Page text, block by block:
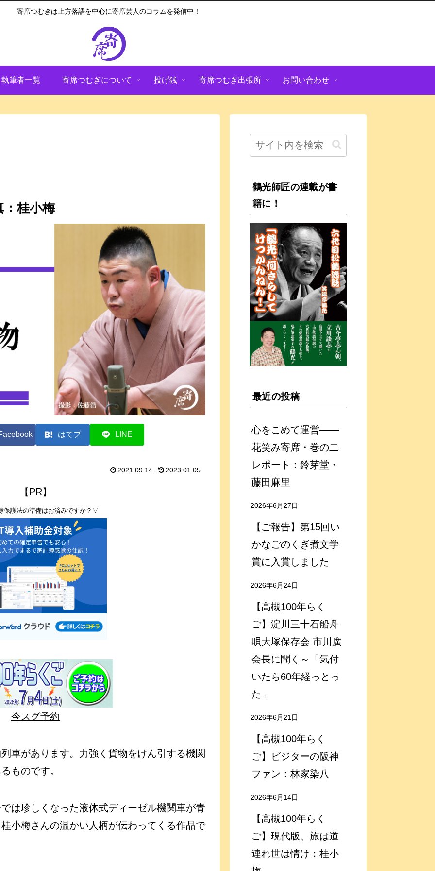
寄席つむぎは上方落語を中心に寄席芸人のコラムを発信中！
執筆者一覧 寄席つむぎについて 投げ銭 寄席つむぎ出張所 お問い合わせ
：桂小梅
はてブ LINE
2021.09.14 2023.01.05
【PR】
保護法の準備はお済みですか？▽
今スグ予約
車があります。力強く貨物をけん引する機関
ものです。
は珍しくなった液体式ディーゼル機関車が青
小梅さんの温かい人柄が伝わってくる作品で
鶴光師匠の連載が書
籍に！
最近の投稿
心をこめて運営――
花笑み寄席・巻の二
レポート：鈴芽堂・
藤田麻里
2026年6月27日
【ご報告】第15回い
かなごのくぎ煮文学
賞に入賞しました
2026年6月24日
【高槻100年らく
ご】淀川三十石船舟
唄大塚保存会 市川廣
会長に聞く～「気付
いたら60年経っとっ
た」
2026年6月21日
【高槻100年らく
ご】ビジターの阪神
ファン：林家染八
2026年6月14日
【高槻100年らく
ご】現代版、旅は道
連れ世は情け：桂小